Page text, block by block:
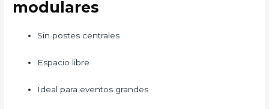
modulares
Sin postes centrales
Espacio libre
Ideal para eventos grandes